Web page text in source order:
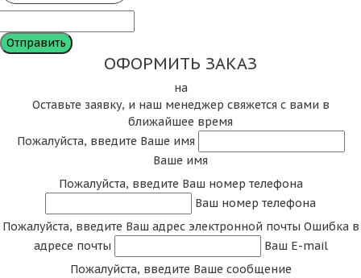
ОФОРМИТЬ ЗАКАЗ
на
Оставьте заявку, и наш менеджер свяжется с вами в
ближайшее время
Пожалуйста, введите Ваше имя
Ваше имя
Пожалуйста, введите Ваш номер телефона
Ваш номер телефона
Пожалуйста, введите Ваш адрес электронной почты Ошибка в
адресе почты
Ваш E-mail
Пожалуйста, введите Ваше сообщение